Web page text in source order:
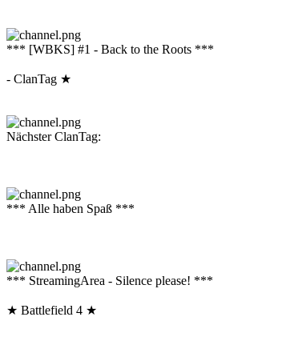
*** [WBKS] #1 - Back to the Roots ***
- ClanTag ★
Nächster ClanTag:
*** Alle haben Spaß ***
*** StreamingArea - Silence please! ***
★ Battlefield 4 ★